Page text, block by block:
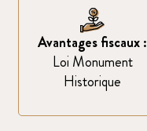
Avantages fiscaux :
Loi Monument
Historique